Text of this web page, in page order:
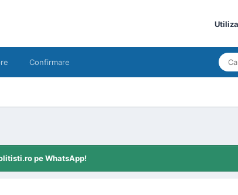
Confirmare
pe WhatsApp!